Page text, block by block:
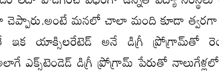
చెప్పారు.అంటే మనలో చాలా మంది కూడా
యాక్సిలరేటెడ్ అనే డిగ్రీ ప్రోగ్రామ్‌తో
ఎక్స్‌టెండెడ్ డిగ్రీ ప్రోగ్రామ్ పేరుతో